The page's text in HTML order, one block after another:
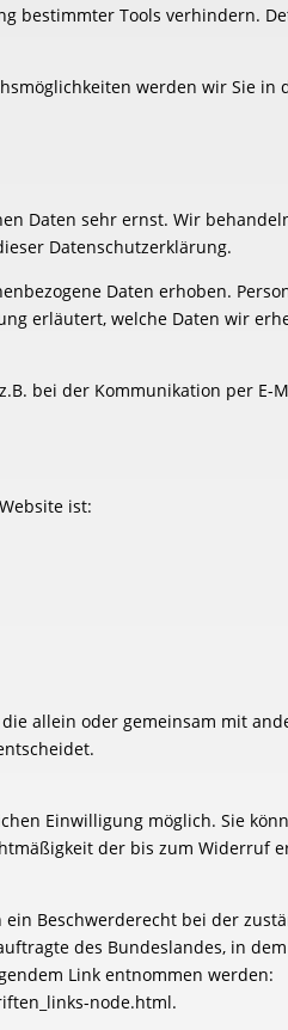
bestimmter Tools verhindern.
werden wir Sie
Daten sehr ernst. Wir
Datenschutzerklärung.
Daten erhoben.
erläutert, welche Daten wir
bei der Kommunikation per E-
ist:
allein oder gemeinsam mit
Einwilligung möglich. Sie
der bis zum
Beschwerderecht bei der
des Bundeslandes, in
Link entnommen werden:
node.html.